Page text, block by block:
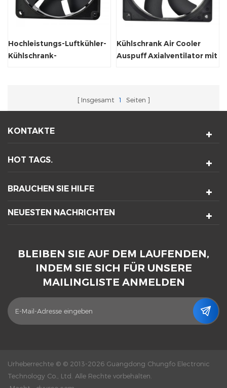
Hochleistungs-Luftkühler-
Kühlschrank-
Kühlschrank Air Cooler
Auspuff Axialventilator mit
Insgesamt 1 Seiten
KONTAKTE
HOT TAGS.
BRAUCHEN SIE HILFE
NEUESTEN NACHRICHTEN
BLEIBEN SIE AUF DEM LAUFENDEN,
INDEM SIE SICH FÜR UNSERE
MAILINGLISTE ANMELDEN
Urheberrechte © © 2013-2026 Guangdong Chungfo Electronic
Technology Co., Ltd. Alle Rechte vorbehalten.